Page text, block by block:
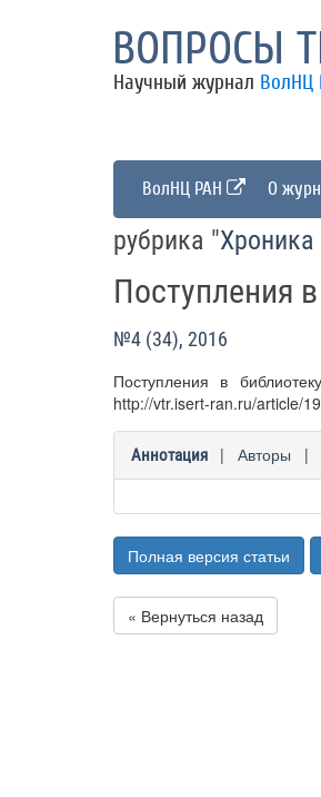
ВОПРОСЫ
Научный журнал ВолНЦ
ВолНЦ РАН О
рубрика "
Поступления
№4 (34), 2016
Поступления в
http://vtr.isert-ran.ru/article/
Аннотация | Авторы |
Полная версия статьи
« Вернуться назад